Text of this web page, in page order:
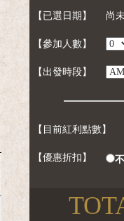
【已選日期】 尚
【參加人數】
【出發時段】
【目前紅利點數】
【優惠折扣】